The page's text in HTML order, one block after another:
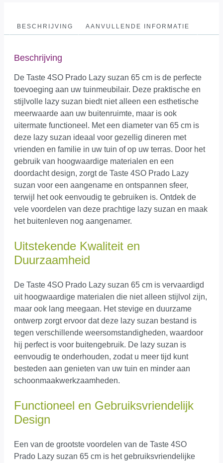
BESCHRIJVING AANVULLENDE INFORMATIE
Beschrijving
De Taste 4SO Prado Lazy suzan 65 cm is de perfecte
toevoeging aan uw tuinmeubilair. Deze praktische en
stijlvolle lazy suzan biedt niet alleen een esthetische
meerwaarde aan uw buitenruimte, maar is ook
uitermate functioneel. Met een diameter van 65 cm is
deze lazy suzan ideaal voor gezellig dineren met
vrienden en familie in uw tuin of op uw terras. Door het
gebruik van hoogwaardige materialen en een
doordacht design, zorgt de Taste 4SO Prado Lazy
suzan voor een aangename en ontspannen sfeer,
terwijl het ook eenvoudig te gebruiken is. Ontdek de
vele voordelen van deze prachtige lazy suzan en maak
het buitenleven nog aangenamer.
Uitstekende Kwaliteit en
Duurzaamheid
De Taste 4SO Prado Lazy suzan 65 cm is vervaardigd
uit hoogwaardige materialen die niet alleen stijlvol zijn,
maar ook lang meegaan. Het stevige en duurzame
ontwerp zorgt ervoor dat deze lazy suzan bestand is
tegen verschillende weersomstandigheden, waardoor
hij perfect is voor buitengebruik. De lazy suzan is
eenvoudig te onderhouden, zodat u meer tijd kunt
besteden aan genieten van uw tuin en minder aan
schoonmaakwerkzaamheden.
Functioneel en Gebruiksvriendelijk
Design
Een van de grootste voordelen van de Taste 4SO
Prado Lazy suzan 65 cm is het gebruiksvriendelijke